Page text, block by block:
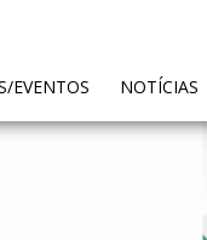
EVENTOS NOTÍCIAS